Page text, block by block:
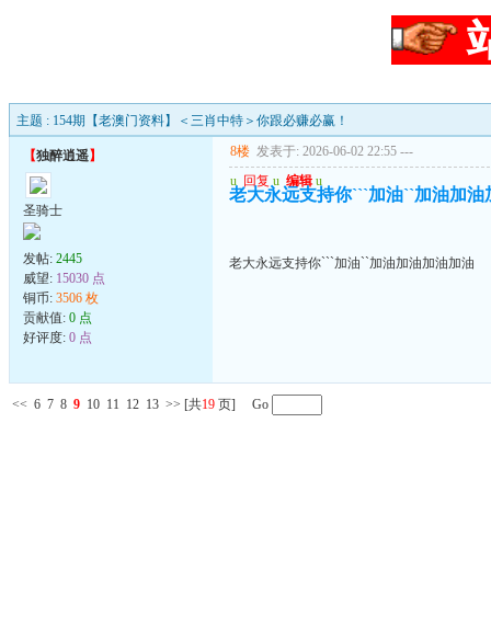
主题 : 154期【老澳门资料】＜三肖中特＞你跟必赚必赢！
【独醉逍遥】
圣骑士
发帖: 2445
威望: 15030 点
铜币: 3506 枚
贡献值: 0 点
好评度: 0 点
8楼 发表于: 2026-06-02 22:55 ---
u 回复 u 编辑 u
老大永远支持你```加油``加油加油
老大永远支持你```加油``加油加油加油加油
<< 6 7 8 9 10 11 12 13 >> [共19 页] Go